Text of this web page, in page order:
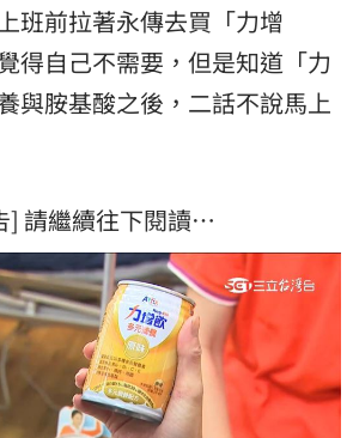
班前拉著永傳去買「力增
得自己不需要，但是知道「力
與胺基酸之後，二話不說馬上
] 請繼續往下閱讀…